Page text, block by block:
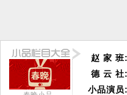
赵 家 班:
德 云 社:
小品演员: